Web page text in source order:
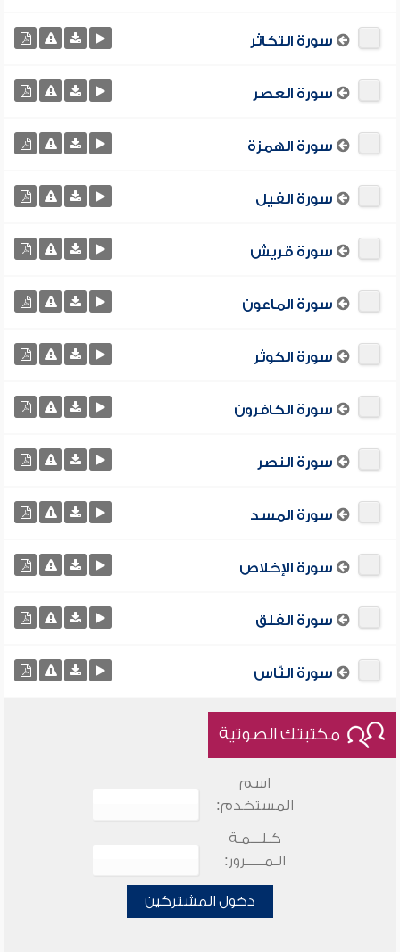
سورة التكاثر
سورة العصر
سورة الهمزة
سورة الفيل
سورة قريش
سورة الماعون
سورة الكوثر
سورة الكافرون
سورة النصر
سورة المسد
سورة الإخلاص
سورة الفلق
سورة النّاس
مكتبتك الصوتية
اسم
المستخدم:
كـلـــمـة
الـمـــــرور:
دخول المشتركين